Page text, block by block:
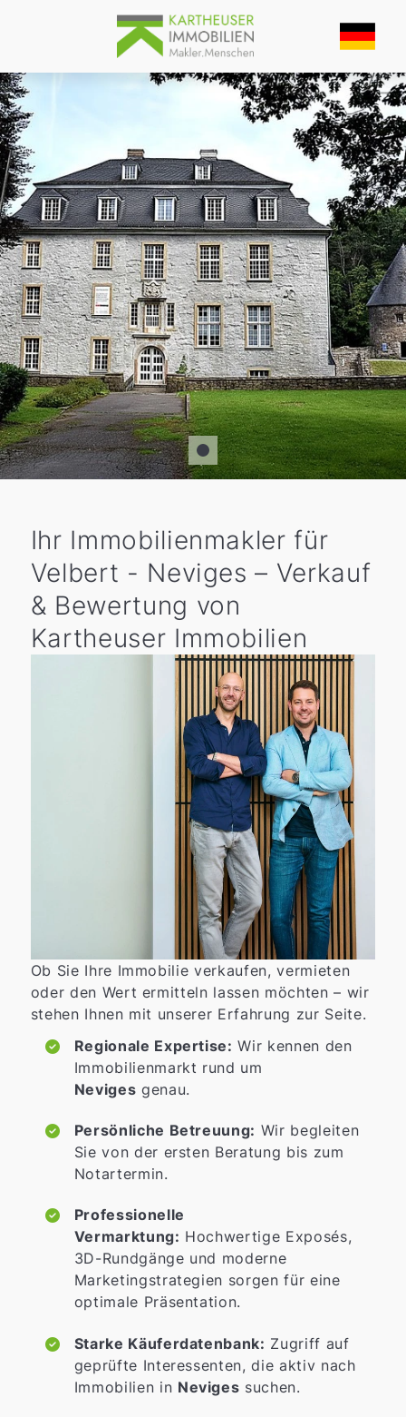
Ihr Immobilienmakler für
Velbert - Neviges – Verkauf
& Bewertung von
Kartheuser Immobilien
Ob Sie Ihre Immobilie verkaufen, vermieten
oder den Wert ermitteln lassen möchten – wir
stehen Ihnen mit unserer Erfahrung zur Seite.
Regionale Expertise: Wir kennen den
Immobilienmarkt rund um
Neviges genau.
Persönliche Betreuung: Wir begleiten
Sie von der ersten Beratung bis zum
Notartermin.
Professionelle
Vermarktung: Hochwertige Exposés,
3D-Rundgänge und moderne
Marketingstrategien sorgen für eine
optimale Präsentation.
Starke Käuferdatenbank: Zugriff auf
geprüfte Interessenten, die aktiv nach
Immobilien in Neviges suchen.